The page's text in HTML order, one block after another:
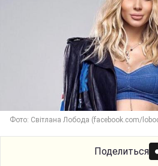
Фото: Світлана Лобода (facebook.com/
Поделиться